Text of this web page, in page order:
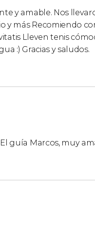
y amable. Nos
y más Recomiendo
Lleven tenis
:) Gracias y saludos.
guía Marcos, muy